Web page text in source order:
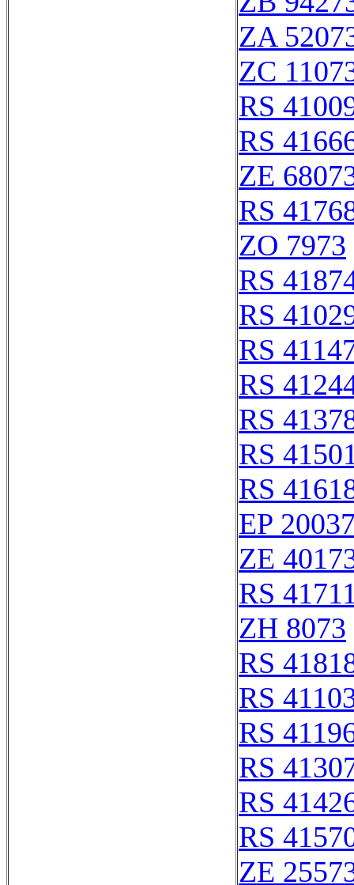
ZA
ZC
RS
RS
ZE
RS
ZO 7973
RS
RS
RS
RS
RS
RS
RS
EP
ZE
RS
ZH 8073
RS
RS
RS
RS
RS
RS
ZE